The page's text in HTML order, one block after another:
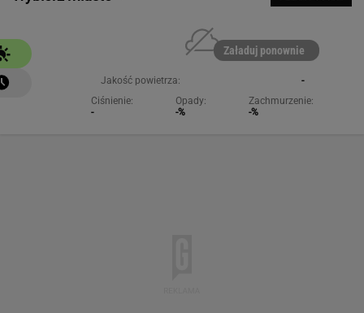
Załaduj ponownie
Jakość powietrza:
-
Ciśnienie:
-
Opady:
-%
Zachmurzenie:
-%